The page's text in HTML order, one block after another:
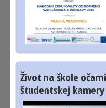
Život na škole očami
študentskej kamery